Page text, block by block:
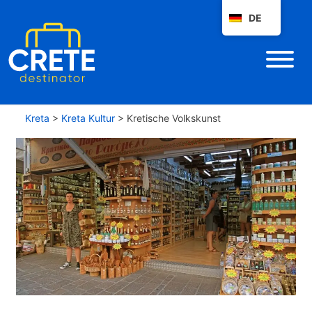
Kreta > Kreta Kultur > Kretische Volkskunst
DE